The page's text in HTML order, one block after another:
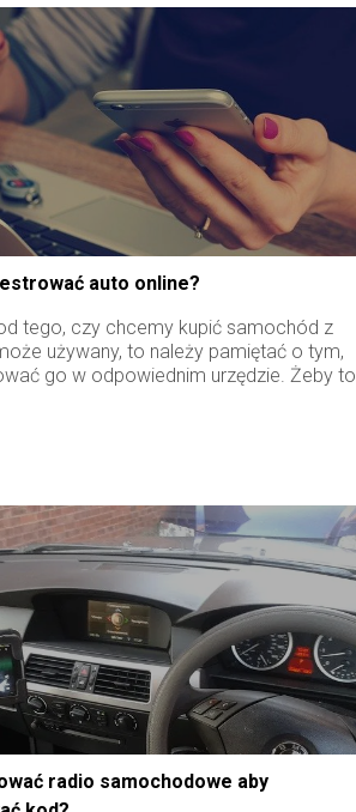
auto online?
tego, czy chcemy kupić samochód z
używany, to należy pamiętać o tym,
go w odpowiednim urzędzie. Żeby to
radio samochodowe aby